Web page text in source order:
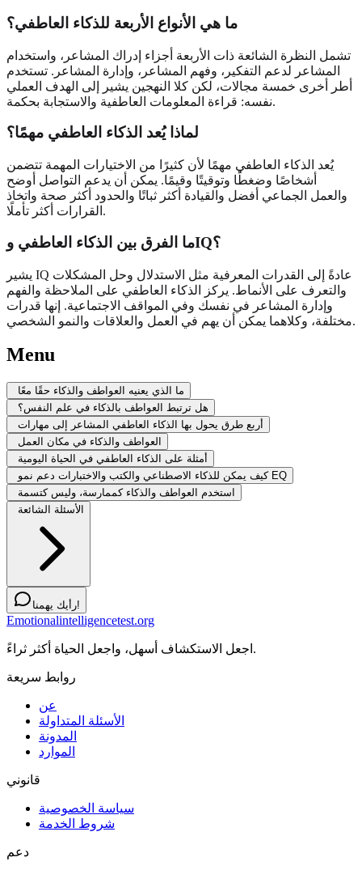
ما هي الأنواع الأربعة للذكاء العاطفي؟
تشمل النظرة الشائعة ذات الأربعة أجزاء إدراك المشاعر، واستخدام
المشاعر لدعم التفكير، وفهم المشاعر، وإدارة المشاعر. تستخدم
أطر أخرى خمسة مجالات، لكن كلا النهجين يشير إلى الهدف العملي
نفسه: قراءة المعلومات العاطفية والاستجابة بحكمة.
لماذا يُعد الذكاء العاطفي مهمًا؟
يُعد الذكاء العاطفي مهمًا لأن كثيرًا من الاختيارات المهمة تتضمن
أشخاصًا وضغطًا وتوقيتًا وقيمًا. يمكن أن يدعم التواصل أوضح
والعمل الجماعي أفضل والقيادة أكثر ثباتًا والحدود أكثر صحة واتخاذ
القرارات أكثر تأملًا.
ما الفرق بين الذكاء العاطفي وIQ؟
يشير IQ عادةً إلى القدرات المعرفية مثل الاستدلال وحل المشكلات
والتعرف على الأنماط. يركز الذكاء العاطفي على الملاحظة والفهم
وإدارة المشاعر في نفسك وفي المواقف الاجتماعية. إنها قدرات
مختلفة، وكلاهما يمكن أن يهم في العمل والعلاقات والنمو الشخصي.
Menu
ما الذي يعنيه العواطف والذكاء حقًا معًا
هل ترتبط العواطف بالذكاء في علم النفس؟
أربع طرق يحول بها الذكاء العاطفي المشاعر إلى مهارات
العواطف والذكاء في مكان العمل
أمثلة على الذكاء العاطفي في الحياة اليومية
كيف يمكن للذكاء الاصطناعي والكتب والاختبارات دعم نمو EQ
استخدم العواطف والذكاء كممارسة، وليس كتسمة
الأسئلة الشائعة
رأيك يهمنا!
Emotionalintelligencetest.org
اجعل الاستكشاف أسهل، واجعل الحياة أكثر ثراءً.
روابط سريعة
عن
الأسئلة المتداولة
المدونة
الموارد
قانوني
سياسة الخصوصية
شروط الخدمة
دعم